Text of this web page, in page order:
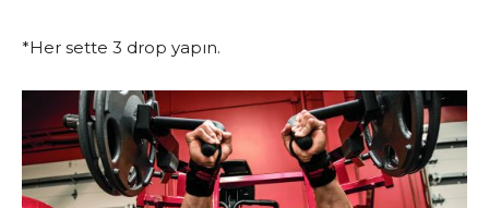
*Her sette 3 drop yapın.